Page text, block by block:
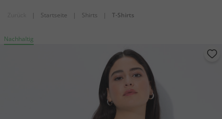
| Startseite | Shirts | T-Shirts
Nachhaltig